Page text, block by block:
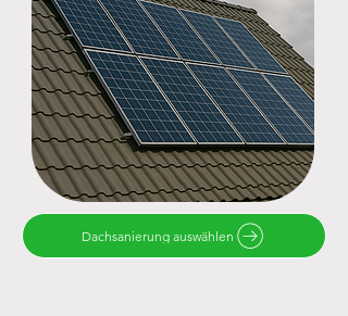
Dachsanierung auswählen